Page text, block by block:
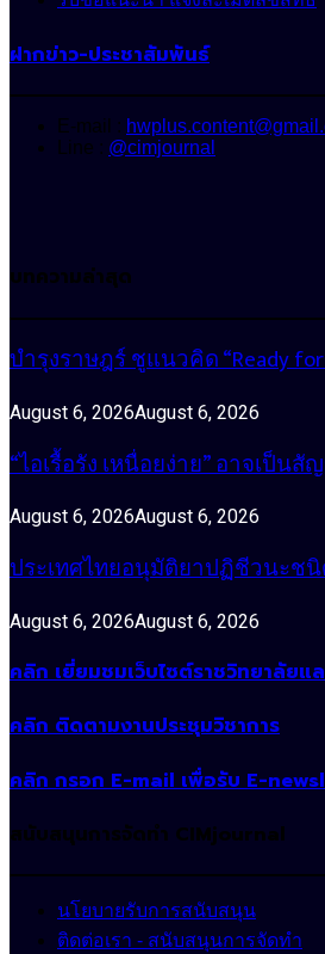
ฝากข่าว-ประชาสัมพันธ์
E-mail :
Line : @cimjournal
บทความล่าสุด
บำรุงราษฎร์ ชูแนวคิด “Ready
August 6, 2026August 6, 2026
“ไอเรื้อรัง เหนื่อยง่าย” อาจเ
August 6, 2026August 6, 2026
ประเทศไทยอนุมัติยาปฏิชีวนะช
August 6, 2026August 6, 2026
คลิก เยี่ยมชมเว็บไซต์ราชวิทยาลัย
คลิก ติดตามงานประชุมวิชาการ
คลิก กรอก E-mail เพื่อรับ E-
สนับสนุนการจัดทำ CIMjournal
นโยบายรับการสนับสนุน
ติดต่อเรา - สนับสนุนการจัดทำ